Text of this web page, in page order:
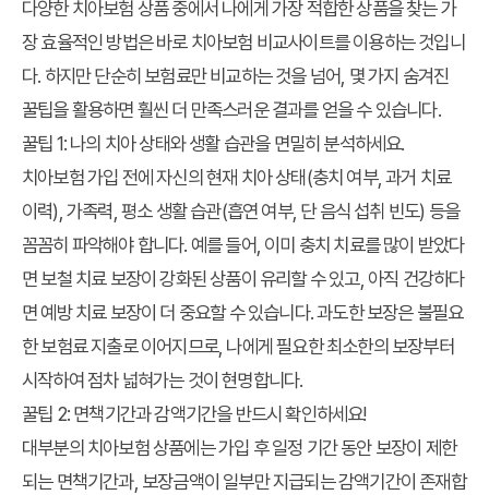
다양한 치아보험 상품 중에서 나에게 가장 적합한 상품을 찾는 가
장 효율적인 방법은 바로 치아보험 비교사이트를 이용하는 것입니
다. 하지만 단순히 보험료만 비교하는 것을 넘어, 몇 가지 숨겨진
꿀팁을 활용하면 훨씬 더 만족스러운 결과를 얻을 수 있습니다.
꿀팁 1: 나의 치아 상태와 생활 습관을 면밀히 분석하세요.
치아보험 가입 전에 자신의 현재 치아 상태(충치 여부, 과거 치료
이력), 가족력, 평소 생활 습관(흡연 여부, 단 음식 섭취 빈도) 등을
꼼꼼히 파악해야 합니다. 예를 들어, 이미 충치 치료를 많이 받았다
면 보철 치료 보장이 강화된 상품이 유리할 수 있고, 아직 건강하다
면 예방 치료 보장이 더 중요할 수 있습니다. 과도한 보장은 불필요
한 보험료 지출로 이어지므로, 나에게 필요한 최소한의 보장부터
시작하여 점차 넓혀가는 것이 현명합니다.
꿀팁 2: 면책기간과 감액기간을 반드시 확인하세요!
대부분의 치아보험 상품에는 가입 후 일정 기간 동안 보장이 제한
되는 면책기간과, 보장금액이 일부만 지급되는 감액기간이 존재합